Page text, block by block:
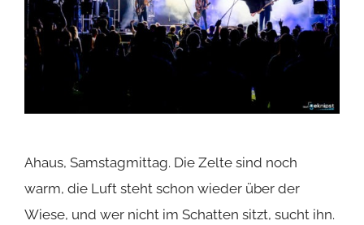
Ahaus, Samstagmittag. Die Zelte sind noch
warm, die Luft steht schon wieder über der
Wiese, und wer nicht im Schatten sitzt, sucht ihn.